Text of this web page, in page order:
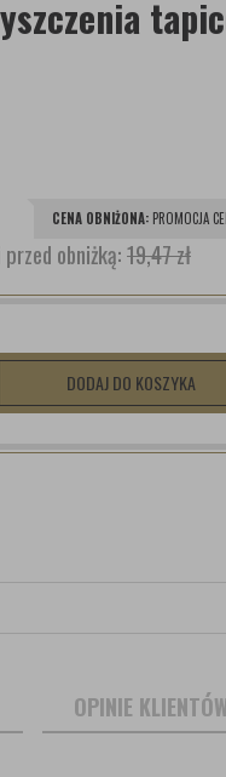
CENA OBNIŻONA: PROMOCJA
obniżką:19,47 zł
DODAJ DO KOSZYKA
OPINIE